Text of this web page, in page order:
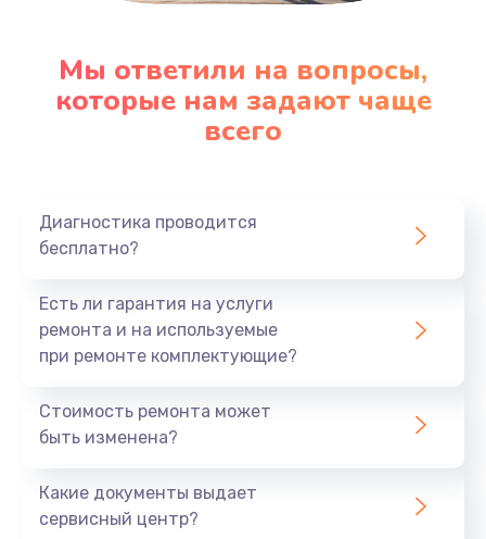
Мы ответили на вопросы,
которые нам задают чаще
всего
Диагностика проводится
бесплатно?
Есть ли гарантия на услуги
ремонта и на используемые
при ремонте комплектующие?
Стоимость ремонта может
быть изменена?
Какие документы выдает
сервисный центр?